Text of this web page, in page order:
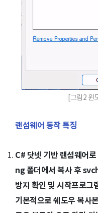
[그림2 윈
랜섬웨어 동작 특징
C# 닷넷 기반 랜섬웨어
ng 폴더에서 복사 후
방지 확인 및 시작프로그
기본적으로 쉐도우 복사